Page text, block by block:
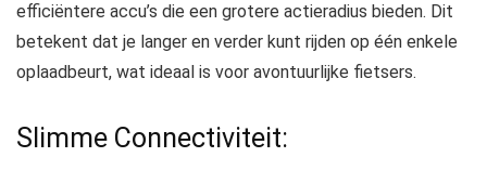
efficiëntere accu’s die een grotere actieradius bieden. Dit
betekent dat je langer en verder kunt rijden op één enkele
oplaadbeurt, wat ideaal is voor avontuurlijke fietsers.
Slimme Connectiviteit: